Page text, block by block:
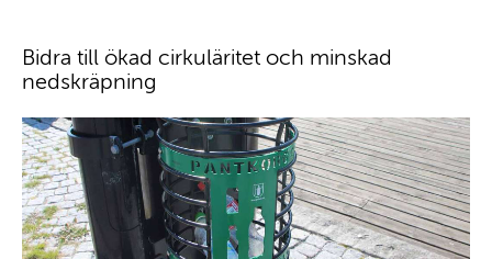
Bidra till ökad cirkuläritet och minskad
nedskräpning